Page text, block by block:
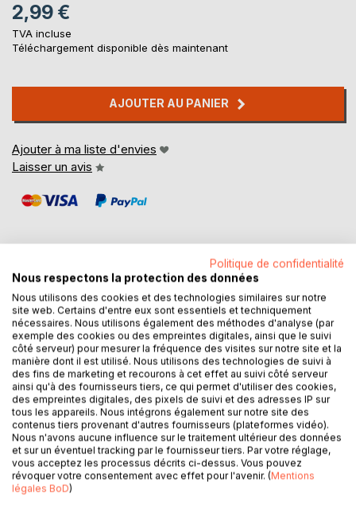
2,99 €
TVA incluse
Téléchargement disponible dès maintenant
AJOUTER AU PANIER
Ajouter à ma liste d'envies
Laisser un avis
DESCRIPTION
Les habitants de St Gilmour sont en état de choc suite au
trépas sous leurs yeux d'un des sept lieutenants du
Capitaine Morgan, l'homme le plus puissant et dangereux
de Casanova. Jack est le responsable de cette mise à
mort lors du duel qui vient de l'opposer au lieutenant.
Mais, malgré cet acte de provocation que les témoins
considèrent comme insensé car il induit de féroces
représailles de la part du Capitaine, Jack reste calme. Ce
meurtre ne représente rien d'autre pour lui que le point de
Politique de confidentialité
Nous respectons la protection des données
Nous utilisons des cookies et des technologies similaires sur notre
site web. Certains d'entre eux sont essentiels et techniquement
nécessaires. Nous utilisons également des méthodes d'analyse (par
exemple des cookies ou des empreintes digitales, ainsi que le suivi
côté serveur) pour mesurer la fréquence des visites sur notre site et la
manière dont il est utilisé. Nous utilisons des technologies de suivi à
des fins de marketing et recourons à cet effet au suivi côté serveur
ainsi qu'à des fournisseurs tiers, ce qui permet d'utiliser des cookies,
des empreintes digitales, des pixels de suivi et des adresses IP sur
tous les appareils. Nous intégrons également sur notre site des
contenus tiers provenant d'autres fournisseurs (plateformes vidéo).
Nous n'avons aucune influence sur le traitement ultérieur des données
et sur un éventuel tracking par le fournisseur tiers. Par votre réglage,
vous acceptez les processus décrits ci-dessus. Vous pouvez
révoquer votre consentement avec effet pour l'avenir. (Mentions
légales BoD)